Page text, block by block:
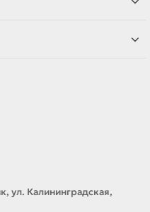
ул. Калининградская,